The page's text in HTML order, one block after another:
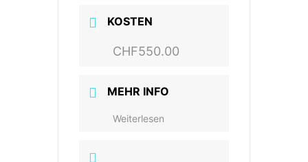
KOSTEN
CHF550.00
MEHR INFO
Weiterlesen